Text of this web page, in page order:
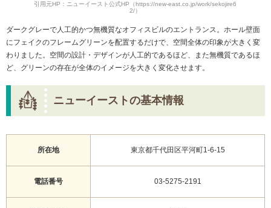
引用元HP：ニューイースト公式HP（https://new-east.co.jp/work/sekojire6
2/）
ダークグレーで人工的かつ無機質なオフィスビルのエントランス。ホール壁面
にフェイクのフレームグリーンを配置するだけで、空間全体の印象が大きく変
わりました。空間の設計・デザインが人工的であるほど、また無機質であるほ
ど、グリーンの存在が全体のイメージを大きく変化させます。
ニューイーストの基本情報
所在地 東京都千代田区平河町1-6-15
電話番号 03-5275-2191